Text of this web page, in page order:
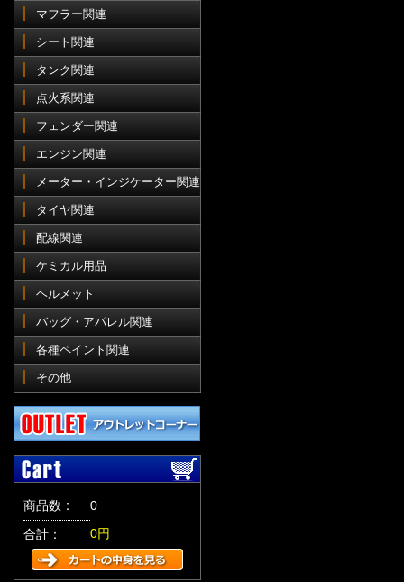
マフラー関連
シート関連
タンク関連
点火系関連
フェンダー関連
エンジン関連
メーター・インジケーター関連
タイヤ関連
配線関連
ケミカル用品
ヘルメット
バッグ・アパレル関連
各種ペイント関連
その他
商品数：
0
合計：
0円